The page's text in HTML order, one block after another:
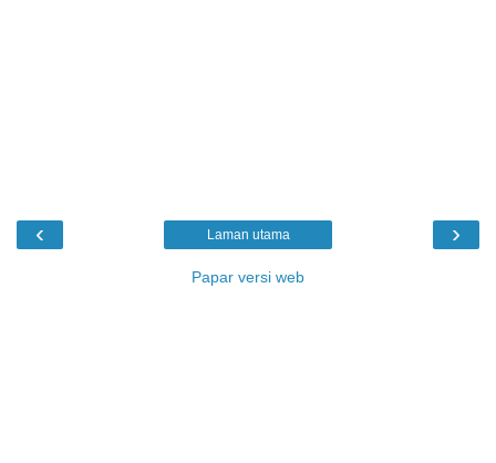
‹ ›
Laman utama
Papar versi web